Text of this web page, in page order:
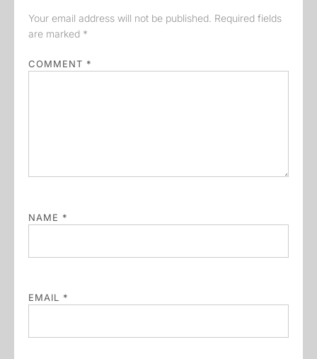
Your email address will not be published. Required fields
are marked *
COMMENT *
NAME *
EMAIL *